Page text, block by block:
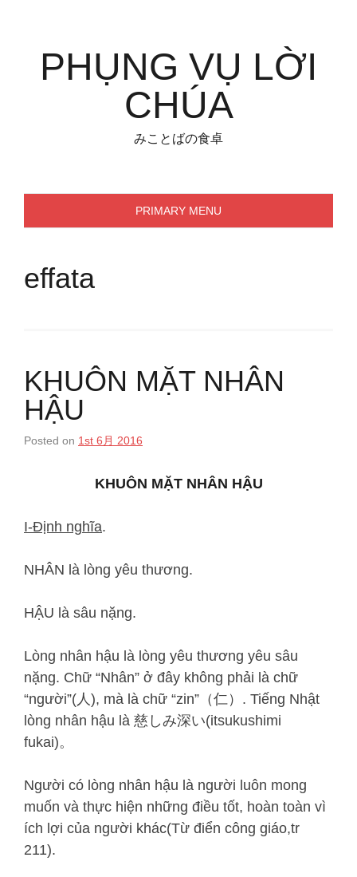
contentPHỤNG VỤ LỜI
CHÚA
みことばの食卓
PRIMARY MENU
effata
KHUÔN MẶT NHÂN
HẬU
Posted on 1st 6月 2016
KHUÔN MẶT NHÂN HẬU
I-Định nghĩa.
NHÂN là lòng yêu thương.
HẬU là sâu nặng.
Lòng nhân hậu là lòng yêu thương yêu sâu
nặng. Chữ “Nhân” ở đây không phải là chữ
“người”(人), mà là chữ “zin”（仁）. Tiếng Nhật
lòng nhân hậu là 慈しみ深い(itsukushimi
fukai)。
Người có lòng nhân hậu là người luôn mong
muốn và thực hiện những điều tốt, hoàn toàn vì
ích lợi của người khác(Từ điển công giáo,tr
211).